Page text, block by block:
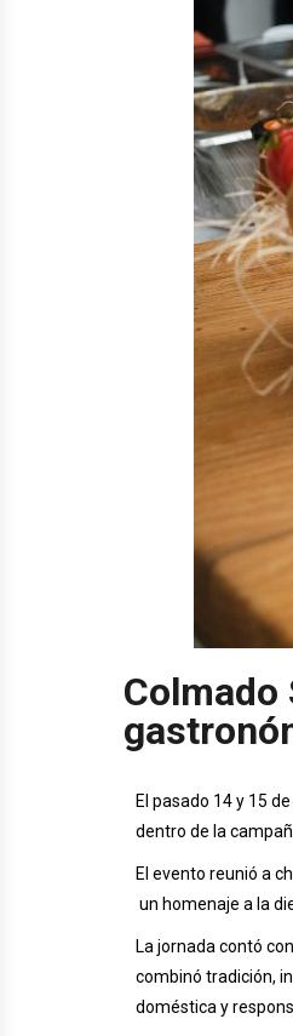
Colmado
El pasado 14 y 15
dentro de la
El evento reunió a
un homenaje a la
La jornada contó
combinó tradición,
doméstica y